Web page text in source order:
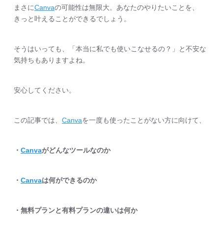
まさにCanvaの可能性は無限大。あなたのやりたいことを、
きっと叶えることができるでしょう。
そうはいっても、「本当に私でも使いこなせるの？」と不安な
気持ちもありますよね。
安心してください。
この記事では、 Canvaを一度も使ったことがない方に向けて、
・ Canvaがどんなツールなのか
・ Canvaは何ができるのか
・無料プランと有料プランの違いは何か